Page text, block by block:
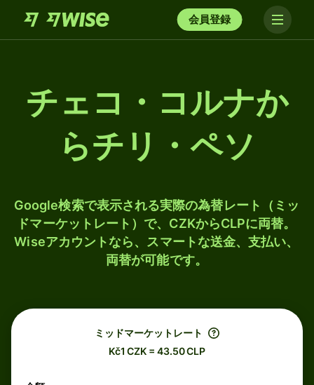
会員登録
チェコ・コルナか
らチリ・ペソ
Google検索で表示される実際の為替レート（ミッ
ドマーケットレート）で、CZKからCLPに両替。
Wiseアカウントなら、スマートな送金、支払い、
両替が可能です。
ミッドマーケットレート
Kč1 CZK = 43.50 CLP